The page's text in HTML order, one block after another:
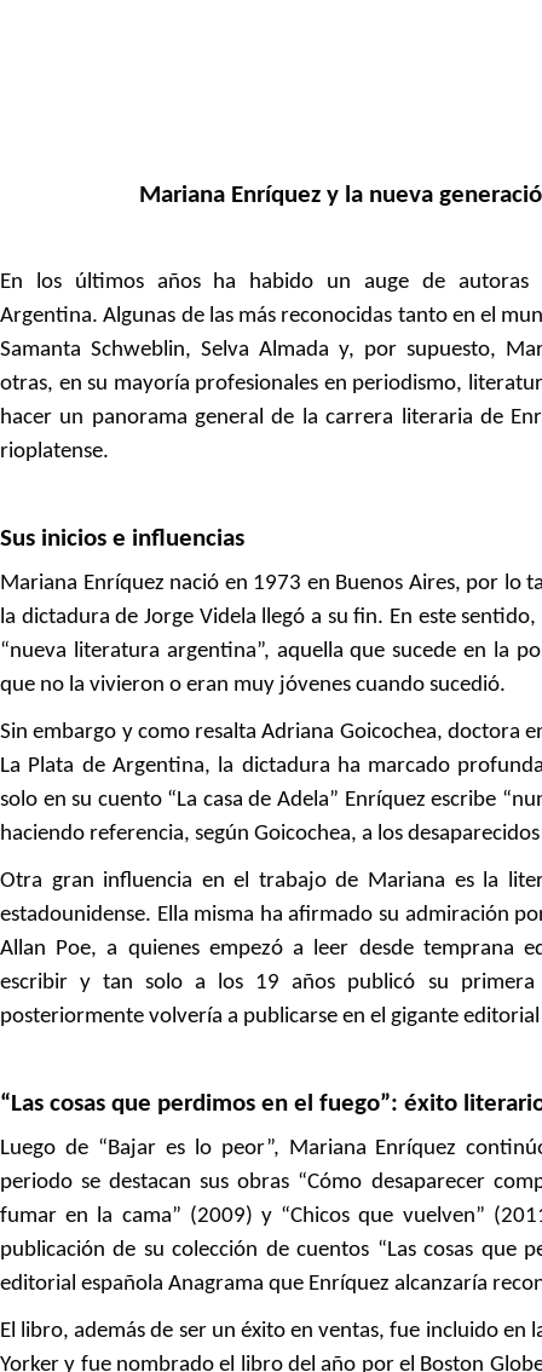
Mariana Enríquez y la nueva
En los últimos años ha habido un auge de autoras
Argentina. Algunas de las más reconocidas tanto en el
Samanta Schweblin, Selva Almada y, por supuesto,
otras, en su mayoría profesionales en periodismo,
hacer un panorama general de la carrera literaria de
rioplatense.
Sus inicios e influencias
Mariana Enríquez nació en 1973 en Buenos Aires, por lo
la dictadura de Jorge Videla llegó a su fin. En este
“nueva literatura argentina”, aquella que sucede en la
que no la vivieron o eran muy jóvenes cuando sucedió.
Sin embargo y como resalta Adriana Goicochea, doctora
La Plata de Argentina, la dictadura ha marcado
solo en su cuento “La casa de Adela” Enríquez escribe
haciendo referencia, según Goicochea, a los
Otra gran influencia en el trabajo de Mariana es la
estadounidense. Ella misma ha afirmado su admiración
Allan Poe, a quienes empezó a leer desde temprana
escribir y tan solo a los 19 años publicó su
posteriormente volvería a publicarse en el gigante
“Las cosas que perdimos en el fuego”: éxito
Luego de “Bajar es lo peor”, Mariana Enríquez
periodo se destacan sus obras “Cómo desaparecer
fumar en la cama” (2009) y “Chicos que vuelven”
publicación de su colección de cuentos “Las cosas que
editorial española Anagrama que Enríquez alcanzaría
El libro, además de ser un éxito en ventas, fue incluido en
Yorker y fue nombrado el libro del año por el Boston